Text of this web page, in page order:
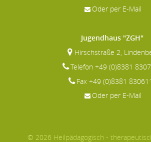
Oder per E-Mail
Jugendhaus "ZGH"
Hirschstraße 2,
Telefon +49 (0)8381
Fax +49 (0)8381
Oder per E-Mail
© 2026 Heilpädagogisch -